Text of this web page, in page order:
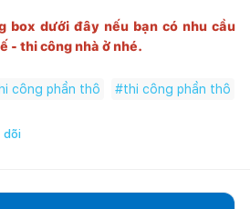
box dưới đây nếu bạn có nhu cầu
- thi công nhà ở nhé.
công phần thô #thi công phần thô
dõi